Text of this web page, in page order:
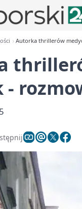
Autorka thrillerów
-